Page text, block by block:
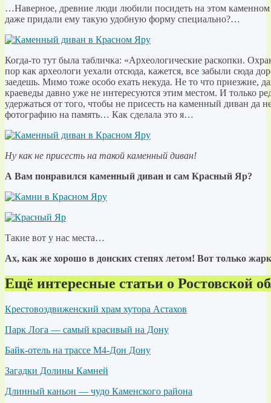
…Наверное, древние люди любили посидеть на этом
даже придали ему такую удобную форму специально?…
Когда-то тут была табличка: «Археологические раскопки.
пор как археологи уехали отсюда, кажется, все забыли сюда
заедешь. Мимо тоже особо ехать некуда. Не то что приезжие,
краеведы давно уже не интересуются этим местом. И только
удержаться от того, чтобы не присесть на каменный диван да
фотографию на память… Как сделала это я…
Ну как не присесть на такой каменный диван!
А Вам понравился каменный диван и сам Красный Яр?
Такие вот у нас места…
Ах, как же хорошо в донских степях летом! Вот только
Ещё интересные статьи о Ростовской
Крестовоздвиженский храм хутора Астахов
Парк Лога — самый красивый на Дону
Байк-отель на трассе М4-Дон Дону
Загадки Долины Камней
Длинный каньон — чудо Каменского района